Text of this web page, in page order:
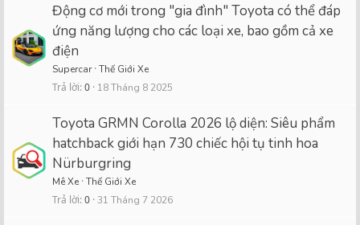
Động cơ mới trong "gia đình" Toyota có thể đáp
ứng năng lượng cho các loại xe, bao gồm cả xe
điện
Supercar Thế Giới Xe
Trả lời 0 18 Tháng 8 2025
Toyota GRMN Corolla 2026 lộ diện: Siêu phẩm
hatchback giới hạn 730 chiếc hội tụ tinh hoa
Nürburgring
Mê Xe Thế Giới Xe
Trả lời 0 31 Tháng 7 2026